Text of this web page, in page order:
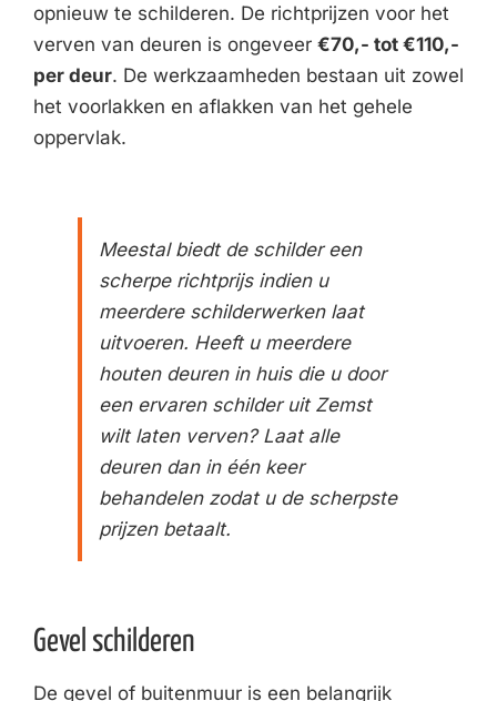
opnieuw te schilderen. De richtprijzen voor het
verven van deuren is ongeveer €70,- tot €110,-
per deur. De werkzaamheden bestaan uit zowel
het voorlakken en aflakken van het gehele
oppervlak.
Meestal biedt de schilder een
scherpe richtprijs indien u
meerdere schilderwerken laat
uitvoeren. Heeft u meerdere
houten deuren in huis die u door
een ervaren schilder uit Zemst
wilt laten verven? Laat alle
deuren dan in één keer
behandelen zodat u de scherpste
prijzen betaalt.
Gevel schilderen
De gevel of buitenmuur is een belangrijk